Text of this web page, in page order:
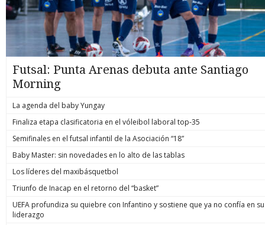
Futsal: Punta Arenas debuta ante Santiago
Morning
La agenda del baby Yungay
Finaliza etapa clasificatoria en el vóleibol laboral top-35
Semifinales en el futsal infantil de la Asociación “18”
Baby Master: sin novedades en lo alto de las tablas
Los líderes del maxibásquetbol
Triunfo de Inacap en el retorno del “basket”
UEFA profundiza su quiebre con Infantino y sostiene que ya no confía en su
liderazgo